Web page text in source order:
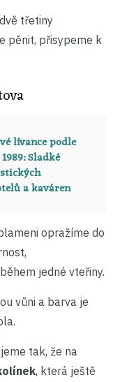
třetiny
pěnit, přisypeme k
lívance podle
Sladké
a kaváren
opražíme do
jedné vteřiny.
vůni a barva je
tak, že na
, která ještě